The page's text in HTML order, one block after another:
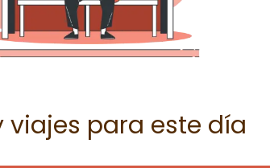
viajes para este día